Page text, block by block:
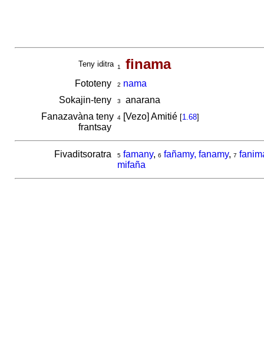
Teny iditra 1 finama
Fototeny 2 nama
Sokajin-teny
3
anarana
Fanazavàna teny
frantsay
4[Vezo] Amitié [1.68]
Fivaditsoratra 5 famany, 6 fañamy, fanamy, 7
mifaña